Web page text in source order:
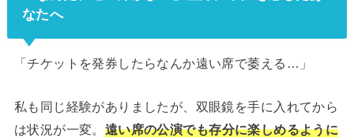
なたへ
「チケットを発券したらなんか遠い席で萎える…」
私も同じ経験がありましたが、双眼鏡を手に入れてから
は状況が一変。 遠い席の公演でも存分に楽しめるように